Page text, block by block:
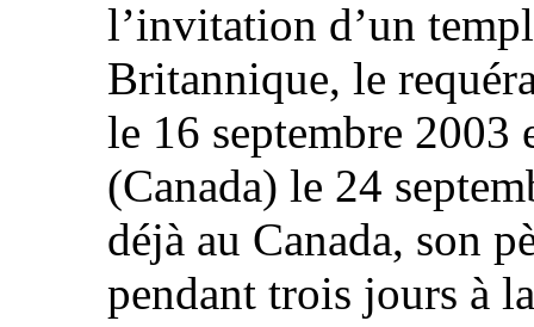
l’invitation d’un
Britannique, le
le 16 septembre 2003
(Canada) le 24
déjà au Canada, son
pendant trois jours à